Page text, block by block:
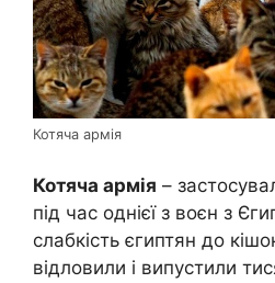
Котяча армія
Котяча армія –
під час однієї з воєн з
слабкість єгиптян до
відловили і випустили